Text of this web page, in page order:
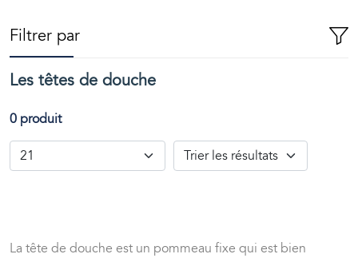
Filtrer par
Les têtes de douche
0 produit
La tête de douche est un pommeau fixe qui est bien